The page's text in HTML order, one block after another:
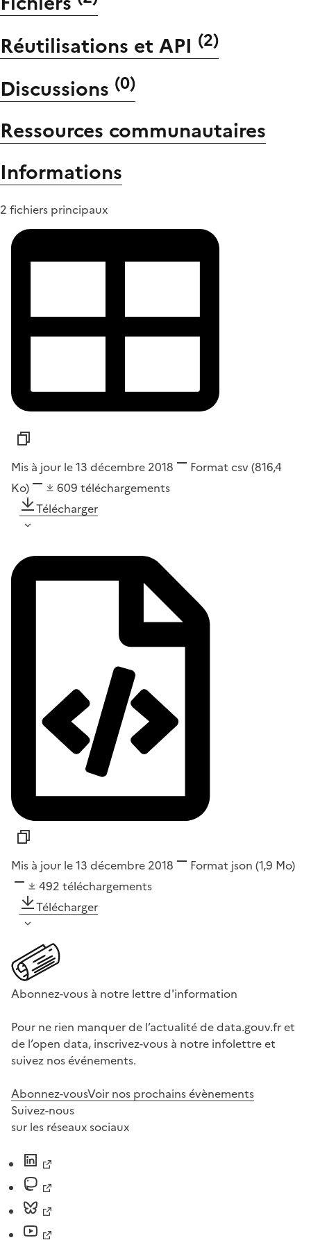
Réutilisations et API (2)
Discussions (0)
Ressources communautaires
Informations
2 fichiers principaux
Mis à jour le 13 décembre 2018 Format csv(816,4
Ko)
609 téléchargements
Télécharger
Mis à jour le 13 décembre 2018 Format json (1,9 Mo)
492 téléchargements
Télécharger
Abonnez-vous à notre lettre d'information
Pour ne rien manquer de l’actualité de data.gouv.fr et
de l’open data, inscrivez-vous à notre infolettre et
suivez nos événements.
Abonnez-vousVoir nos prochains évènements
Suivez-nous
sur les réseaux sociaux